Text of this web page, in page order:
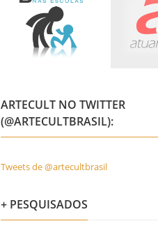
ARTECULT NO TWITTER
(@ARTECULTBRASIL):
Tweets de @artecultbrasil
+ PESQUISADOS